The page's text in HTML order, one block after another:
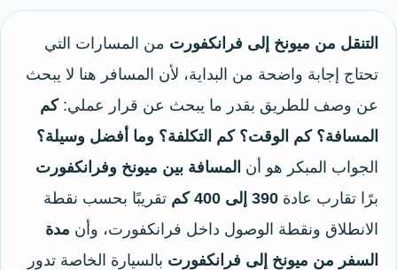
التنقل من ميونخ إلى فرانكفورت من المسارات التي
تحتاج إجابة واضحة من البداية، لأن المسافر هنا لا يبحث
عن وصف للطريق بقدر ما يبحث عن قرار عملي:كم
المسافة؟ كم الوقت؟ كم التكلفة؟ وما أفضل وسيلة؟
الجواب المبكر هو أن المسافة بين ميونخ وفرانكفورت
برًا تقارب عادة 390 إلى 400 كم
تقريبًا بحسب نقطة
الانطلاق ونقطة الوصول داخل فرانكفورت، وأن مدة
السفر من ميونخ إلى فرانكفورت بالسيارة الخاصة تدور